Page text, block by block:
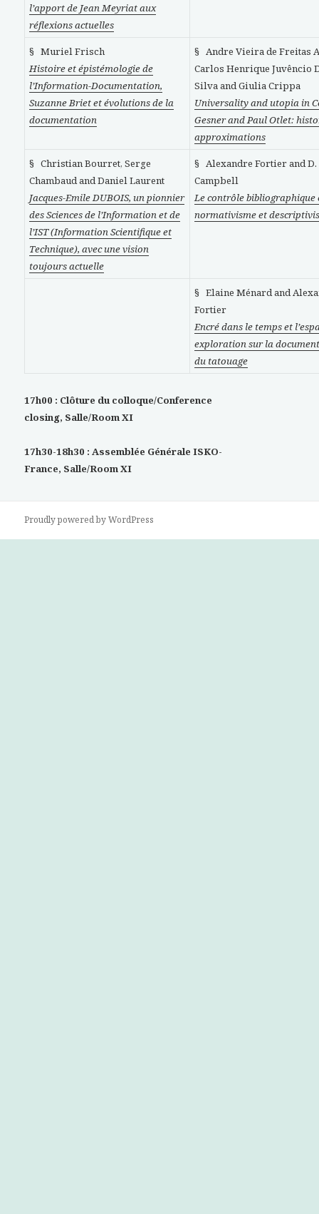
l’apport de Jean Meyriat aux
réflexions actuelles
§ Muriel Frisch
Histoire et épistémologie de
l’Information-Documentation,
Suzanne Briet et évolutions de la
documentation
§ Andre Vieira de Freitas
Carlos Henrique Juvêncio
Silva and Giulia Crippa
Universality and utopia in
Gesner and Paul Otlet:
approximations
§ Christian Bourret, Serge
Chambaud and Daniel Laurent
Jacques-Emile DUBOIS, un pionnier
des Sciences de l’Information et de
l’IST (Information Scientifique et
Technique), avec une vision
toujours actuelle
§ Alexandre Fortier and D.
Campbell
Le contrôle bibliographique
normativisme et
§ Elaine Ménard and
Fortier
Encré dans le temps et
exploration sur la
du tatouage
17h00 : Clôture du colloque/Conference
closing, Salle/Room XI
17h30-18h30 : Assemblée Générale ISKO-
France, Salle/Room XI
Proudly powered by WordPress